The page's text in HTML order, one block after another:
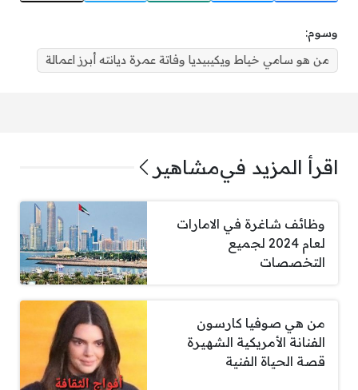
وسوم:
من هو سامي خياط ويكيبيديا وفاتة عمرة ديانته أبرز اعمالة
اقرأ المزيد فيمشاهير
وظائف شاغرة في الامارات
لعام 2024 لجميع
التخصصات
من هي صوفيا كارسون
الفنانة الأمريكية الشهيرة
قصة الحياة الفنية